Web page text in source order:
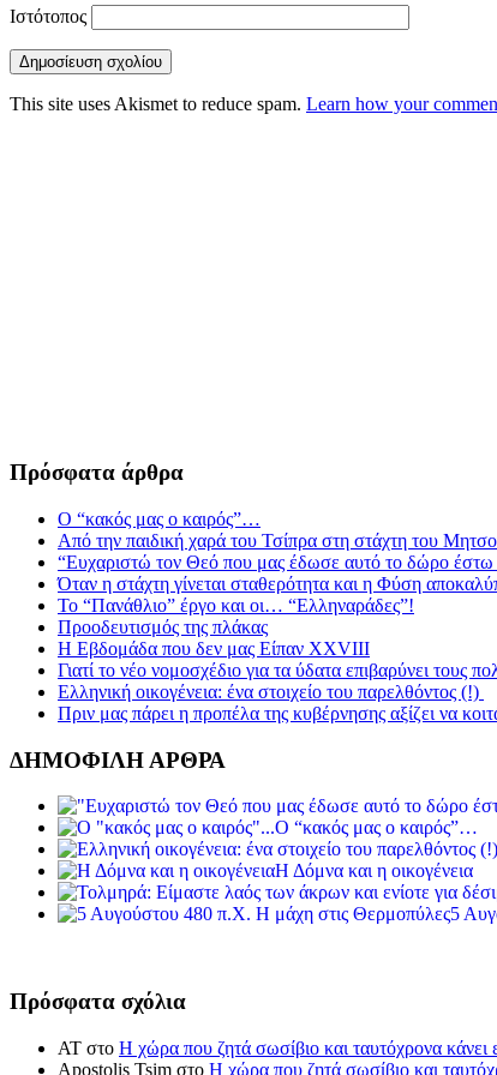
Ιστότοπος
This site uses Akismet to reduce spam. Learn how your
Πρόσφατα άρθρα
Ο “κακός μας ο καιρός”…
Από την παιδική χαρά του Τσίπρα στη στάχτη του
“Ευχαριστώ τον Θεό που μας έδωσε αυτό το δώρο έστω
Όταν η στάχτη γίνεται σταθερότητα και η Φύση
Το “Πανάθλιο” έργο και οι… “Ελληναράδες”!
Προοδευτισμός της πλάκας
Η Εβδομάδα που δεν μας Είπαν XXVIII
Γιατί το νέο νομοσχέδιο για τα ύδατα επιβαρύνει τους
Ελληνική οικογένεια: ένα στοιχείο του παρελθόντος (!)
Πριν μας πάρει η προπέλα της κυβέρνησης αξίζει να
ΔΗΜΟΦΙΛΗ ΑΡΘΡΑ
Ο “κακός μας ο καιρός”…
Η Δόμνα και η οικογένεια
5
Πρόσφατα σχόλια
ΑΤ στο Η χώρα που ζητά σωσίβιο και ταυτόχρονα κάνει
Apostolis Tsim στο Η χώρα που ζητά σωσίβιο και